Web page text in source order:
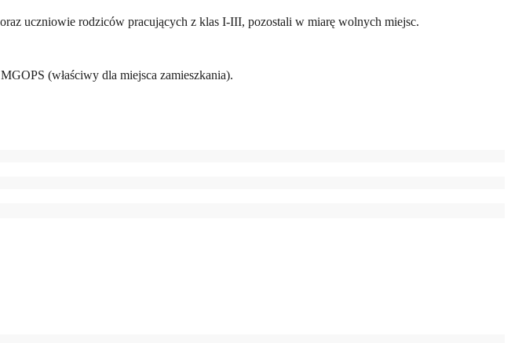
uczniowie rodziców pracujących z klas I-III, pozostali w miarę wolnych miejsc.
(właściwy dla miejsca zamieszkania).